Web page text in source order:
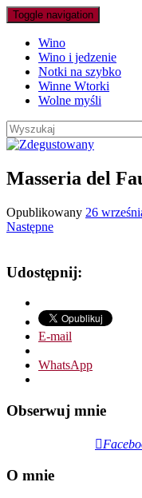
Toggle navigation
Wino
Wino i jedzenie
Notki na szybko
Winne Wtorki
Wolne myśli
Masseria del
Opublikowany 26
Następne
Udostępnij:
E-mail
WhatsApp
Obserwuj mnie
O mnie